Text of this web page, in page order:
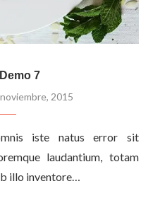
7
2015
iste natus error sit
laudantium, totam
illo inventore…